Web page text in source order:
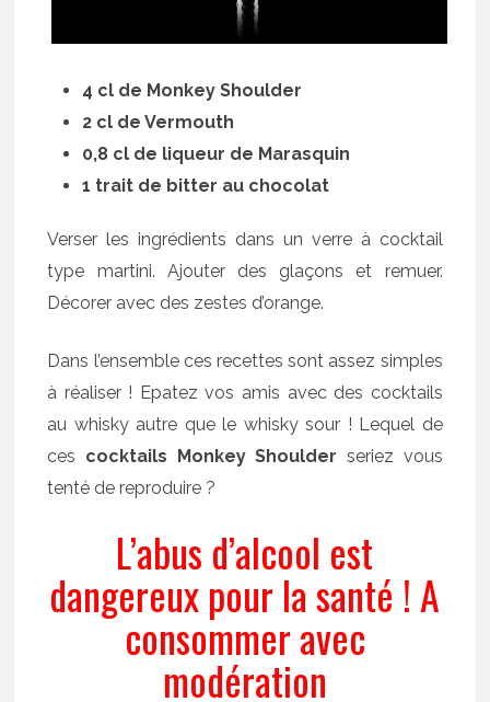
4 cl de Monkey Shoulder
2 cl de Vermouth
0,8 cl de liqueur de Marasquin
1 trait de bitter au chocolat
Verser les ingrédients dans un verre à cocktail
type martini. Ajouter des glaçons et remuer.
Décorer avec des zestes d’orange.
Dans l’ensemble ces recettes sont assez simples
à réaliser ! Epatez vos amis avec des cocktails
au whisky autre que le whisky sour ! Lequel de
ces cocktails Monkey Shoulder seriez vous
tenté de reproduire ?
L’abus d’alcool est
dangereux pour la santé ! A
consommer avec
modération